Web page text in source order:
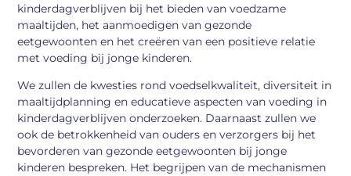
kinderdagverblijven bij het bieden van voedzame
maaltijden, het aanmoedigen van gezonde
eetgewoonten en het creëren van een positieve relatie
met voeding bij jonge kinderen.
We zullen de kwesties rond voedselkwaliteit, diversiteit in
maaltijdplanning en educatieve aspecten van voeding in
kinderdagverblijven onderzoeken. Daarnaast zullen we
ook de betrokkenheid van ouders en verzorgers bij het
bevorderen van gezonde eetgewoonten bij jonge
kinderen bespreken. Het begrijpen van de mechanismen